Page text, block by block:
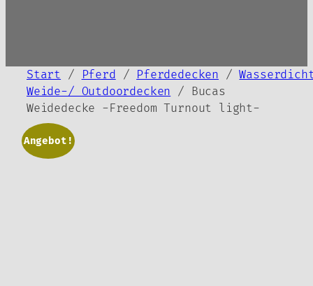
Start / Pferd / Pferdedecken /
Weide-/ Outdoordecken / Bucas
Weidedecke -Freedom Turnout light-
Angebot!